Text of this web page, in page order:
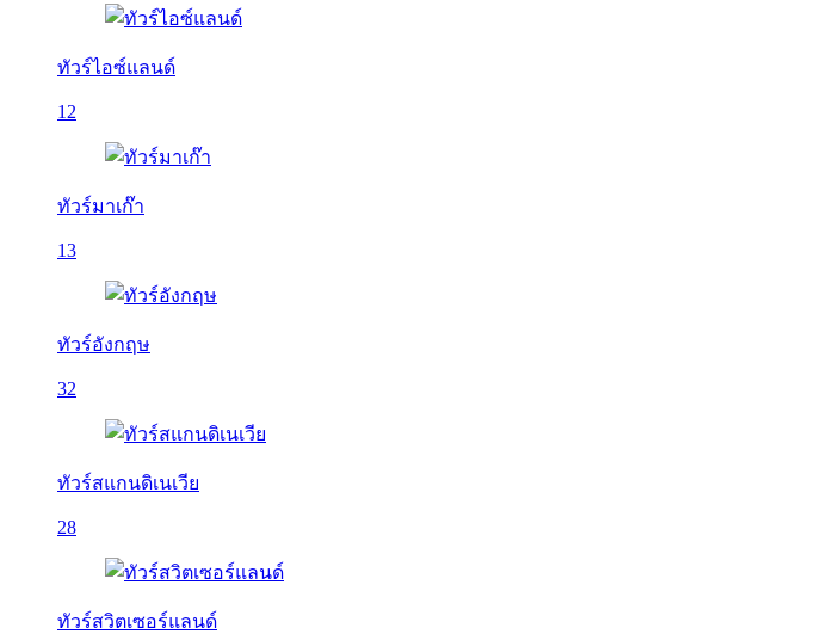
ทัวร์ไอซ์แลนด์
12
ทัวร์มาเก๊า
13
ทัวร์อังกฤษ
32
ทัวร์สแกนดิเนเวีย
28
ทัวร์สวิตเซอร์แลนด์